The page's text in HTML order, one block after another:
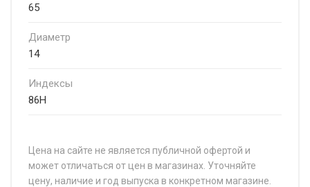
65
Диаметр
14
Индексы
86H
Цена на сайте не является публичной офертой и
может отличаться от цен в магазинах. Уточняйте
цену, наличие и год выпуска в конкретном магазине.